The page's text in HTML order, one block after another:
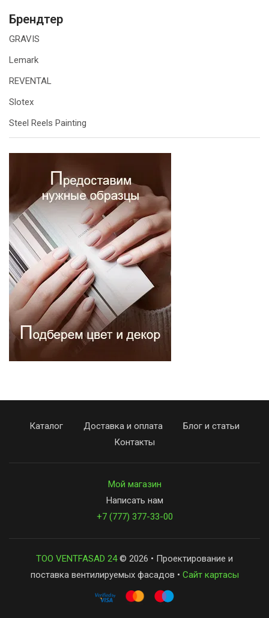
Брендтер
GRAVIS
Lemark
REVENTAL
Slotex
Steel Reels Painting
Каталог Доставка и оплата
Блог и статьи
Контакты
Мой магазин
Написать нам
+7 (777) 377-33-00
ТОО VENTFASAD 24© 2026 • Проектирование и
поставка вентилируемых фасадов • Сайт картасы